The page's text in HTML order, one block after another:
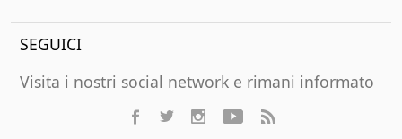
SEGUICI
Visita i nostri social network e rimani informato